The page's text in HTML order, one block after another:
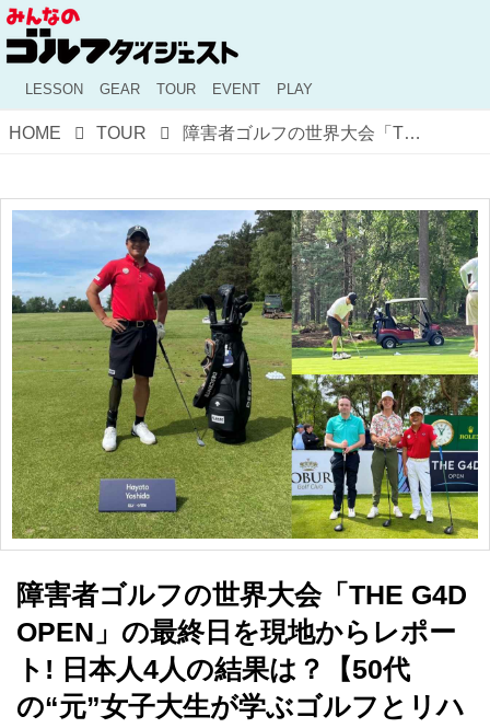
LESSON GEAR TOUR EVENT PLAY
HOME TOUR 障害者ゴルフの世界大会「THE G4D OPEN」の最終日を現地からレポート! 日本人4人の結果は？【50代の“元”女子大生が学ぶゴルフとリハビリテーション・番外編】
障害者ゴルフの世界大会「THE G4D
OPEN」の最終日を現地からレポー
ト! 日本人4人の結果は？【50代
の“元”女子大生が学ぶゴルフとリハ